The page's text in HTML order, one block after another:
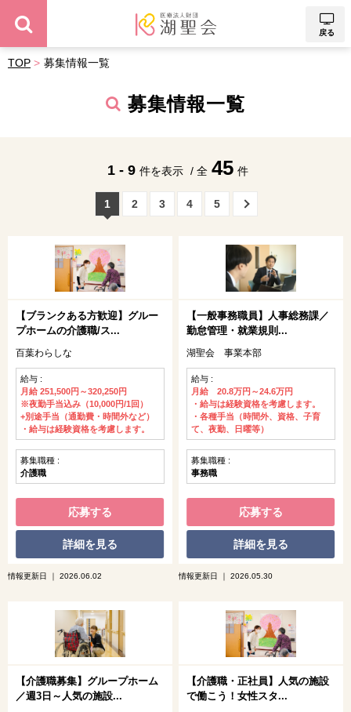
戻る
TOP 募集情報一覧
募集情報一覧
1 - 9 件を表示 / 全 45 件
1 2 3 4 5
【ブランクある方歓迎】グルー
プホームの介護職/ス...
百葉わらしな
給与 :
月給 251,500円～320,250円
※夜勤手当込み（10,000円/1回）
+別途手当（通勤費・時間外など）
・給与は経験資格を考慮します。
募集職種 :
介護職
応募する
詳細を見る
情報更新日 ｜ 2026.06.02
【一般事務職員】人事総務課／
勤怠管理・就業規則...
湖聖会 事業本部
給与 :
月給 20.8万円～24.6万円
・給与は経験資格を考慮します。
・各種手当（時間外、資格、子育
て、夜勤、日曜等）
募集職種 :
事務職
応募する
詳細を見る
情報更新日 ｜ 2026.05.30
【介護職募集】グループホーム
／週3日～人気の施設...
【介護職・正社員】人気の施設
で働こう！女性スタ...